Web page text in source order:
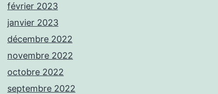
février 2023
janvier 2023
décembre 2022
novembre 2022
octobre 2022
septembre 2022